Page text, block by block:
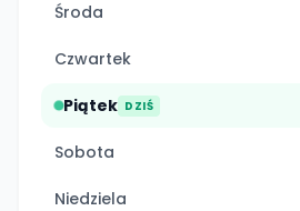
Środa
Czwartek
Piątek DZIŚ
Sobota
Niedziela